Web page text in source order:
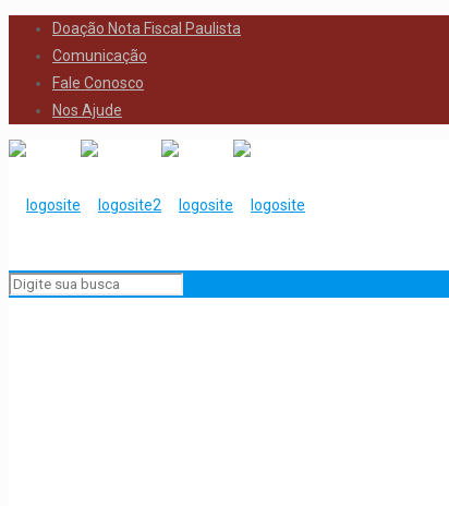
Doação Nota Fiscal Paulista
Comunicação
Fale Conosco
Nos Ajude